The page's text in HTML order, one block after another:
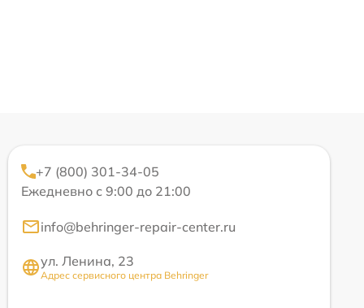
+7 (800) 301-34-05
Ежедневно с 9:00 до 21:00
info@behringer-repair-center.ru
ул. Ленина, 23
Адрес сервисного центра Behringer